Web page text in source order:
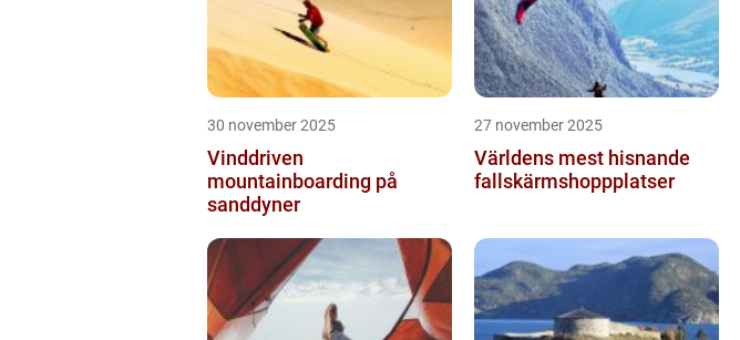
30 november 2025
Vinddriven
mountainboarding på
sanddyner
27 november 2025
Världens mest hisnande
fallskärmshoppplatser